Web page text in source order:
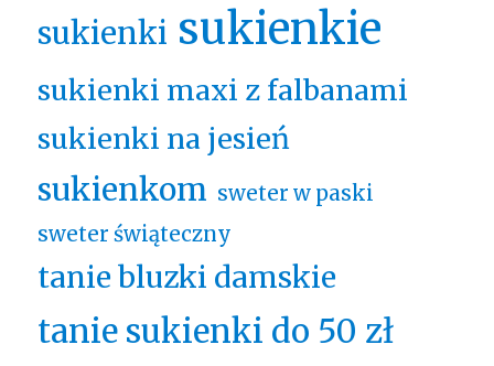
sukienki sukienkie
sukienki maxi z falbanami
sukienki na jesień
sukienkom sweter w paski
sweter świąteczny
tanie bluzki damskie
tanie sukienki do 50 zł